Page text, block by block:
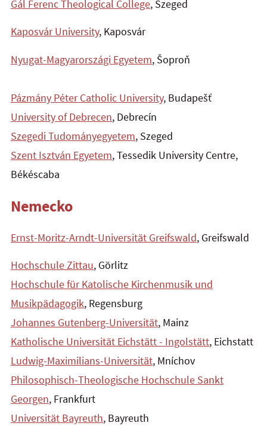
Gál Ferenc Theological College, Szeged
Kaposvár University, Kaposvár
Nyugat-Magyarországi Egyetem, Šoproň
Pázmány Péter Catholic University, Budapešť
University of Debrecen, Debrecín
Szegedi Tudományegyetem, Szeged
Szent Isztván Egyetem, Tessedik University Centre,
Békéscaba
Nemecko
Ernst-Moritz-Arndt-Universität Greifswald, Greifswald
Hochschule Zittau, Görlitz
Hochschule für Katolische Kirchenmusik und
Musikpädagogik, Regensburg
Johannes Gutenberg-Universität, Mainz
Katholische Universität Eichstätt - Ingolstätt, Eichstatt
Ludwig-Maximilians-Universität, Mníchov
Philosophisch-Theologische Hochschule Sankt
Georgen, Frankfurt
Universität Bayreuth, Bayreuth